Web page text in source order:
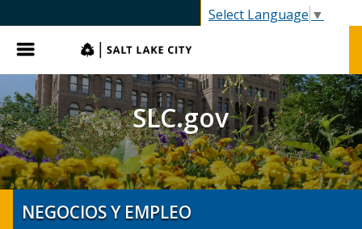
Select Language ▼
Menu
SLC.gov
NEGOCIOS Y EMPLEO